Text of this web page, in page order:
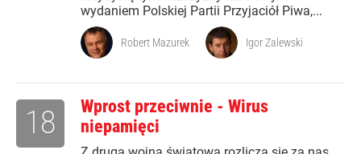
wydaniem Polskiej Partii Przyjaciół Piwa,...
Robert Mazurek Igor Zalewski
Wprost przeciwnie - Wirus
niepamięci
18